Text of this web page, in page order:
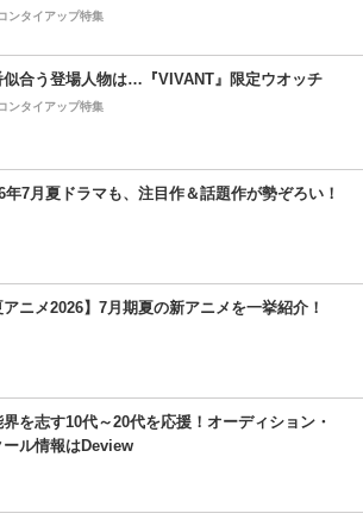
ンタイアップ特集
似合う登場人物は…『VIVANT』限定ウオッチ
ンタイアップ特集
年7月夏ドラマも、注目作＆話題作が勢ぞろい！
アニメ2026】7月期夏の新アニメを一挙紹介！
を志す10代～20代を応援！オーディション・
ール情報はDeview